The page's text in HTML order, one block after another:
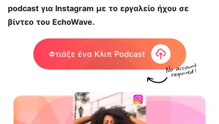
podcast για Instagram με το εργαλείο ήχου σε
βίντεο του EchoWave.
Φτιάξε ένα Κλιπ Podcast